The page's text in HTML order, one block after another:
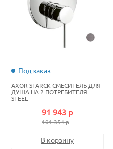
Под заказ
AXOR STARCK СМЕСИТЕЛЬ ДЛЯ
ДУША НА 2 ПОТРЕБИТЕЛЯ
STEEL
91 943 р
101 354 р
В корзину